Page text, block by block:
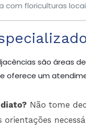
com floriculturas
são áreas
oferece um
Não tome